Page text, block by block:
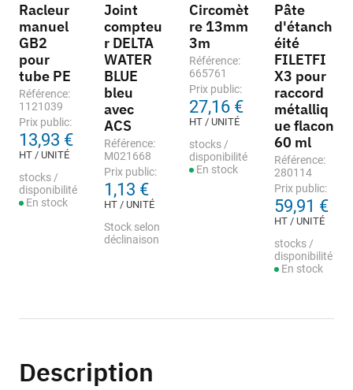
Racleur
manuel
GB2
pour
tube PE
Référence:
1121039
Prix public:
13,93 €
HT / UNITÉ
stocks /
disponibilité
En stock
Joint
compteu
r DELTA
WATER
BLUE
bleu
avec
ACS
Référence:
M021668
Prix public:
1,13 €
HT / UNITÉ
Stock selon
déclinaison
Circomèt
re 13mm
3m
Référence:
665761
Prix public:
27,16 €
HT / UNITÉ
stocks /
disponibilité
En stock
Pâte
d'étanch
éité
FILETFI
X3 pour
raccord
métalliq
ue flacon
60 ml
Référence:
280114
Prix public:
59,91 €
HT / UNITÉ
stocks /
disponibilité
En stock
Description